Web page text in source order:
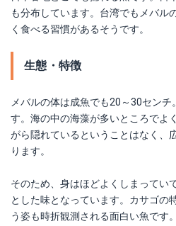
も分布しています。台湾でもメバル
く食べる習慣があるそうです。
生態・特徴
メバルの体は成魚でも20～30セン
す。海の中の海藻が多いところでよ
がら隠れているということはなく、
ります。
そのため、身はほどよくしまってい
とした味となっています。カサゴの
う姿も時折観測される面白い魚です。